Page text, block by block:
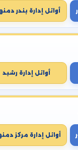
أوائل إدارة بندر
أوائل إدارة رشيد
أوائل إدارة مركز